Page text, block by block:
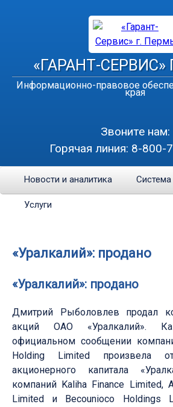
«ГАРАНТ-СЕРВИС»
Информационно-правовое
края
Звоните нам:
Горячая линия: 8-800-
Новости и аналитика
Услуги
«Уралкалий»: продано
«Уралкалий»: продано
Дмитрий Рыболовлев продал
акций ОАО «Уралкалий».
официальном сообщении
Holding Limited произвела
акционерного капитала
компаний Kaliha Finance Limited,
Limited и Becounioco Holdings